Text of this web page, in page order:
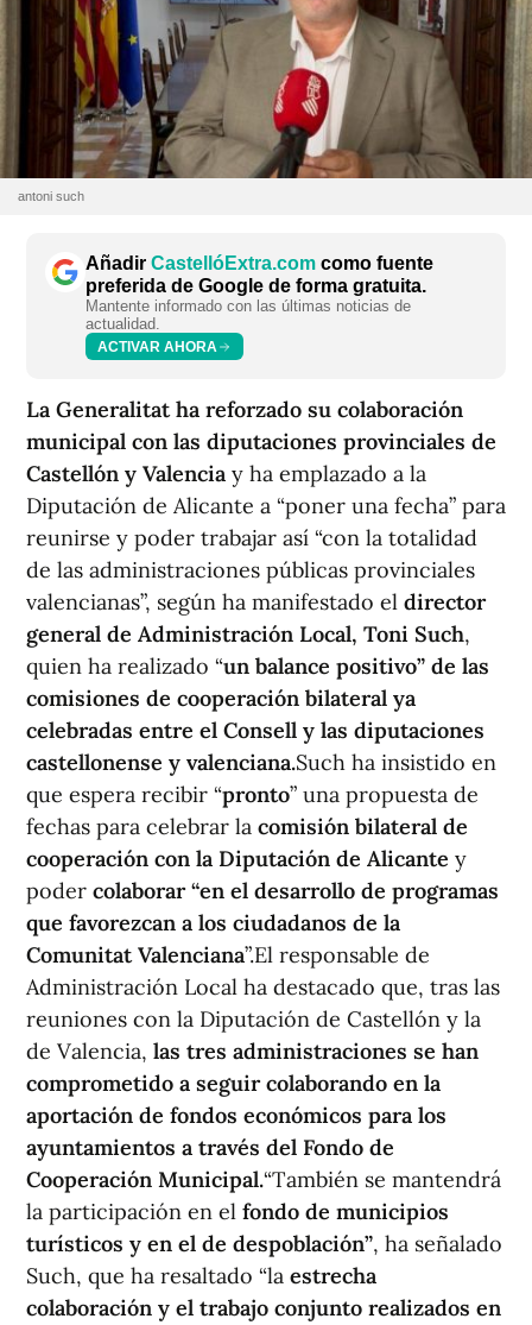
antoni such
Añadir CastellóExtra.com como fuente
preferida de Google de forma gratuita.
Mantente informado con las últimas noticias de
actualidad.
ACTIVAR AHORA
La Generalitat ha reforzado su colaboración
municipal con las diputaciones provinciales de
Castellón y Valencia y ha emplazado a la
Diputación de Alicante a “poner una fecha” para
reunirse y poder trabajar así “con la totalidad
de las administraciones públicas provinciales
valencianas”, según ha manifestado el director
general de Administración Local, Toni Such,
quien ha realizado “un balance positivo” de las
comisiones de cooperación bilateral ya
celebradas entre el Consell y las diputaciones
castellonense y valenciana.Such ha insistido en
que espera recibir “pronto” una propuesta de
fechas para celebrar la comisión bilateral de
cooperación con la Diputación de Alicante y
poder colaborar “en el desarrollo de programas
que favorezcan a los ciudadanos de la
Comunitat Valenciana”.El responsable de
Administración Local ha destacado que, tras las
reuniones con la Diputación de Castellón y la
de Valencia, las tres administraciones se han
comprometido a seguir colaborando en la
aportación de fondos económicos para los
ayuntamientos a través del Fondo de
Cooperación Municipal.“También se mantendrá
la participación en el fondo de municipios
turísticos y en el de despoblación”, ha señalado
Such, que ha resaltado “la estrecha
colaboración y el trabajo conjunto realizados en